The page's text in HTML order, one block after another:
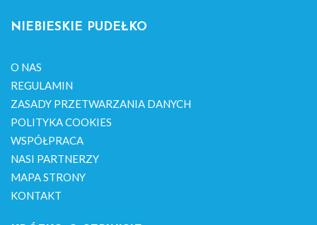
NIEBIESKIE PUDEŁKO
O NAS
REGULAMIN
ZASADY PRZETWARZANIA DANYCH
POLITYKA COOKIES
WSPÓŁPRACA
NASI PARTNERZY
MAPA STRONY
KONTAKT